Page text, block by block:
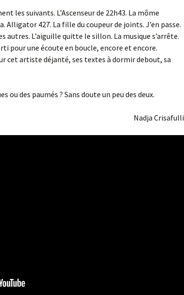
les suivants. L’Ascenseur de 22h43. La môme
Alligator 427. La fille du coupeur de joints. J’en passe.
autres. L’aiguille quitte le sillon. La musique s’arrête.
pour une écoute en boucle, encore et encore.
cet artiste déjanté, ses textes à dormir debout, sa
ou des paumés ? Sans doute un peu des deux.
Nadja Crisafulli